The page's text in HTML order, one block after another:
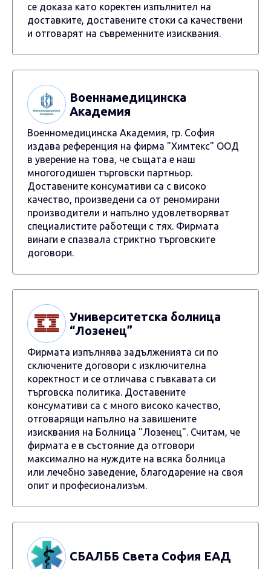
се доказа като коректен изпълнител на
доставките, доставените стоки са качествени
и отговарят на съвременните изисквания.
Военнамедицинска
Академия
Военномедицинска Академия, гр. София
издава референция на фирма "Химтекс" ООД
в уверение на това, че същата е наш
многогодишен търговски партньор.
Доставените консумативи са с високо
качество, произведени са от реномирани
производители и напълно удовлетворяват
специалистите работещи с тях. Фирмата
винаги е спазвала стриктно търговските
договори.
Университетска болница
“Лозенец”
Фирмата изпълнява задълженията си по
сключените договори с изключителна
коректност и се отличава с гъвкавата си
търговска политика. Доставените
консумативи са с много високо качество,
отговарящи напълно на завишените
изисквания на Болница "Лозенец". Считам, че
фирмата е в състояние да отговори
максимално на нуждите на всяка болница
или лечебно заведение, благодарение на своя
опит и професионализъм.
СБАЛББ Света София ЕАД